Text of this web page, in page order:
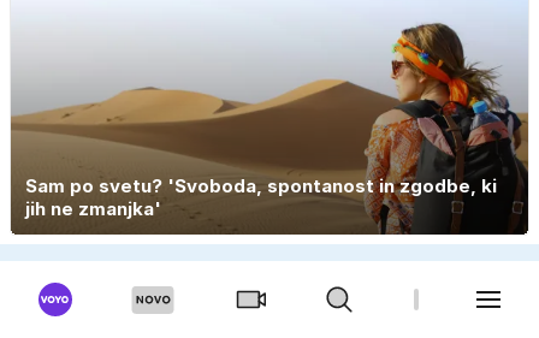
Sam po svetu? 'Svoboda, spontanost in zgodbe, ki
jih ne zmanjka'
E-NOVICE